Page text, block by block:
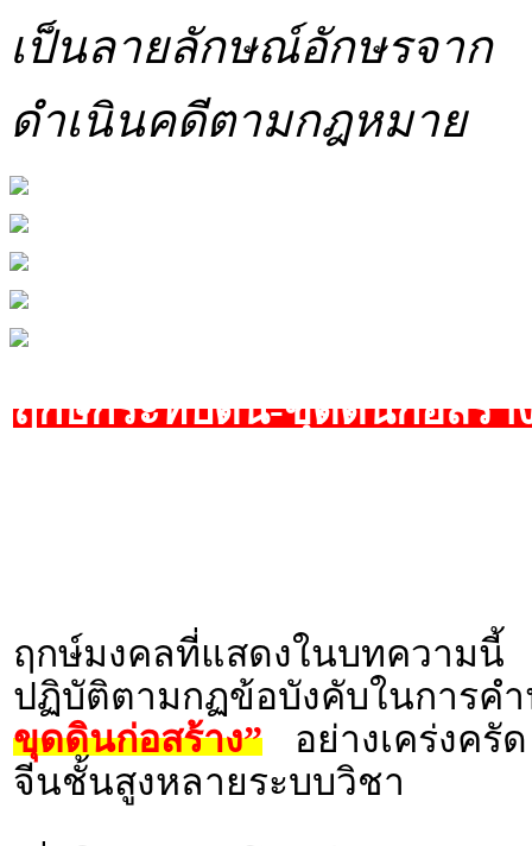
เป็นลายลักษณ์อักษรจาก
ดำเนินคดีตามกฎหมาย
ฤกษ์กระทบดิน-ขุดดินก่อสร้า
ฤกษ์มงคลที่แสดงในบทความ
ปฏิบัติตามกฏข้อบังคับในกา
ขุดดินก่อสร้าง” อย่างเคร่งครั
จีนชั้นสูงหลายระบบวิชา